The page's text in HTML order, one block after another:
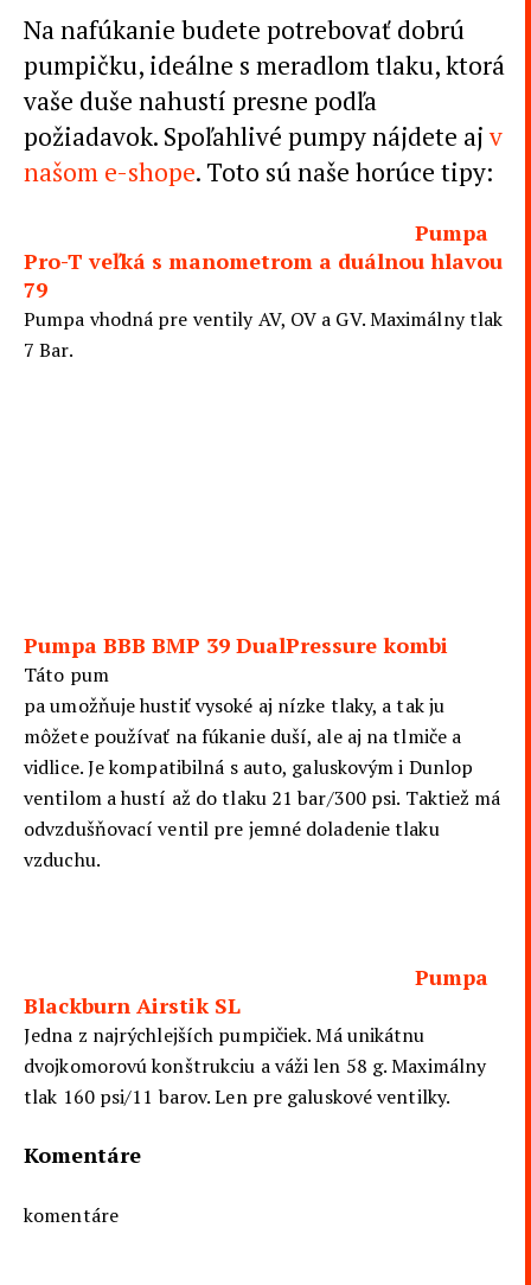
Na nafúkanie budete potrebovať dobrú
pumpičku, ideálne s meradlom tlaku, ktorá
vaše duše nahustí presne podľa
požiadavok. Spoľahlivé pumpy nájdete ajv
našom e-shope. Toto sú naše horúce tipy:
Pumpa
Pro-T veľká s manometrom a duálnou hlavou
79
Pumpa vhodná pre ventily AV, OV a GV. Maximálny tlak
7 Bar.
Pumpa BBB BMP 39 DualPressure kombi
Táto pum
pa umožňuje hustiť vysoké aj nízke tlaky, a tak ju
môžete používať na fúkanie duší, ale aj na tlmiče a
vidlice. Je kompatibilná s auto, galuskovým i Dunlop
ventilom a hustí až do tlaku 21 bar/300 psi. Taktiež má
odvzdušňovací ventil pre jemné doladenie tlaku
vzduchu.
Pumpa
Blackburn Airstik SL
Jedna z najrýchlejších pumpičiek. Má unikátnu
dvojkomorovú konštrukciu a váži len 58 g. Maximálny
tlak 160 psi/11 barov. Len pre galuskové ventilky.
Komentáre
komentáre